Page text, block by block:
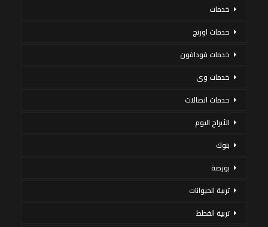
خدمات
خدمات اورنج
خدمات فودافون
خدمات وى
خدمات اتصالات
الأبراج اليوم
بنوك
بورصة
تربية الحيوانات
تربية القطط